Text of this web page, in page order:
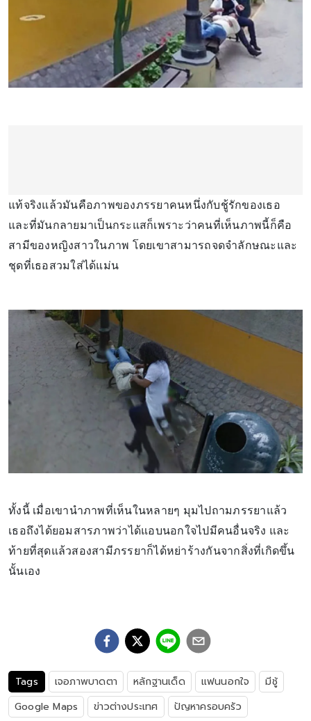
แท้จริงแล้วมันคือภาพของภรรยาคนหนึ่งกับชู้รักของเธอ
และที่มันกลายมาเป็นกระแสก็เพราะว่าคนที่เห็นภาพนี้ก็คือ
สามีของหญิงสาวในภาพ โดยเขาสามารถจดจำลักษณะและ
ชุดที่เธอสวมใส่ได้แม่น
ทั้งนี้ เมื่อเขานำภาพที่เห็นในหลายๆ มุมไปถามภรรยาแล้ว
เธอถึงได้ยอมสารภาพว่าได้แอบนอกใจไปมีคนอื่นจริง และ
ท้ายที่สุดแล้วสองสามีภรรยาก็ได้หย่าร้างกันจากสิ่งที่เกิดขึ้น
นั้นเอง
Tags เจอภาพบาดตา หลักฐานเด็ด แฟนนอกใจ
มีชู้
Google Maps
ข่าวต่างประเทศ ปัญหาครอบครัว